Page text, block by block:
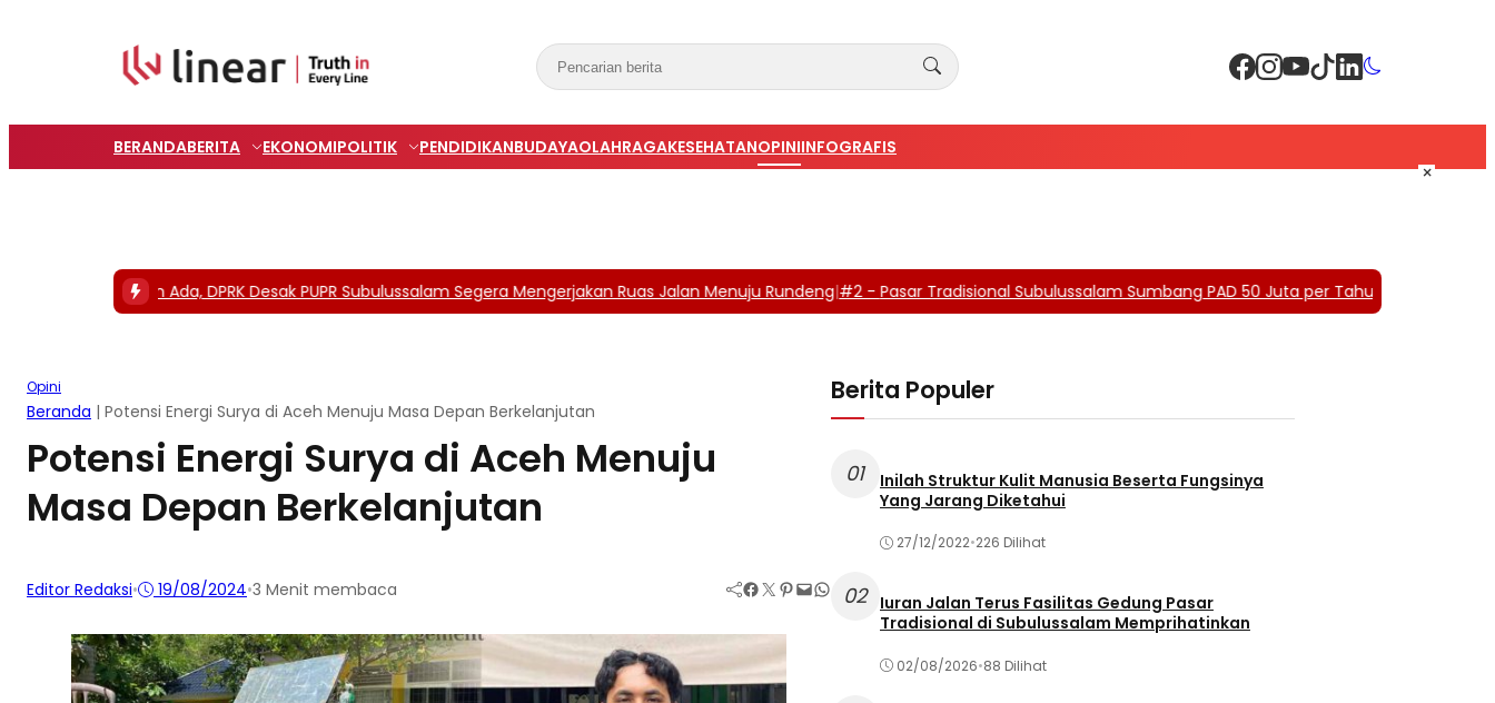
BERANDABERITA EKONOMIPOLITIK PENDIDIKANBUDAYAOLAHRAGAKESEHATANOPINIINFOGRAFIS
Anggaran Ada, DPRK Desak PUPR Subulussalam Segera Mengerjakan Ruas Jalan Menuju Rundeng|#2 -Pasar Tradisional Subulussalam Sumbang PAD 50 Juta per Tahun, 42 Kios Dikutip
Opini
Beranda | Potensi Energi Surya di Aceh Menuju Masa Depan Berkelanjutan
Potensi Energi Surya di Aceh Menuju
Masa Depan Berkelanjutan
Editor Redaksi• 19/08/2024•3 Menit membaca Facebook Twitter Pinterest Mail WhatsApp
Berita Populer
01
Inilah Struktur Kulit Manusia Beserta Fungsinya
Yang Jarang Diketahui
27/12/2022•226 Dilihat
02
Iuran Jalan Terus Fasilitas Gedung Pasar
Tradisional di Subulussalam Memprihatinkan
02/08/2026•88 Dilihat
×